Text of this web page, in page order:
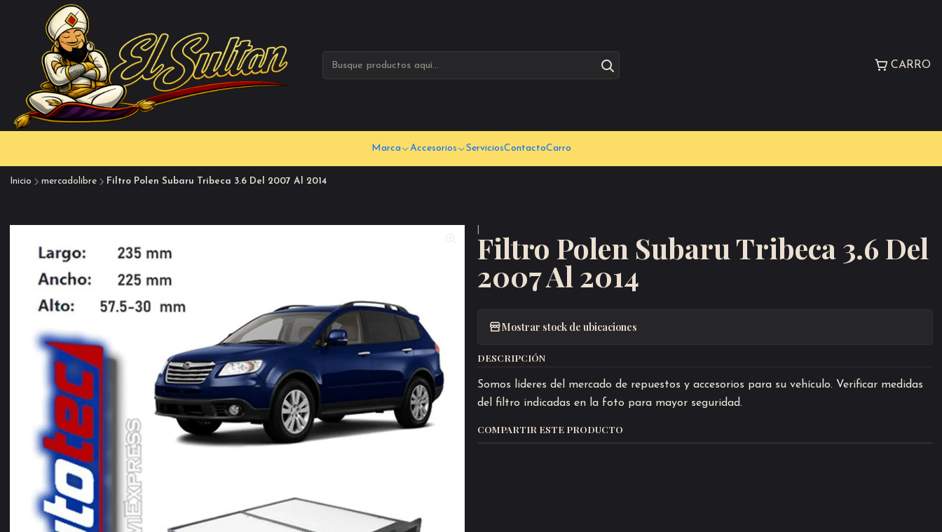
CARRO
Marca Accesorios ServiciosContactoCarro
Inicio mercadolibre Filtro Polen Subaru Tribeca 3.6 Del 2007 Al 2014
Filtro Polen Subaru Tribeca 3.6 Del
2007 Al 2014
Mostrar stock de ubicaciones
DESCRIPCIÓN
Somos lideres del mercado de repuestos y accesorios para su vehículo. Verificar medidas
del filtro indicadas en la foto para mayor seguridad.
COMPARTIR ESTE PRODUCTO